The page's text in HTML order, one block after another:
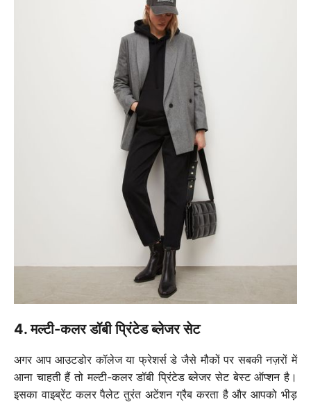
4. मल्टी-कलर डॉबी प्रिंटेड ब्लेजर सेट
अगर आप आउटडोर कॉलेज या फ्रेशर्स डे जैसे मौकों पर सबकी नज़रों में
आना चाहती हैं तो मल्टी-कलर डॉबी प्रिंटेड ब्लेजर सेट बेस्ट ऑप्शन है।
इसका वाइब्रेंट कलर पैलेट तुरंत अटेंशन ग्रैब करता है और आपको भीड़